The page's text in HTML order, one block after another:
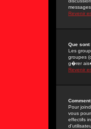
Revenir
Que
Les
groupes
g�rer
Revenir
Pour
vous
effectifs